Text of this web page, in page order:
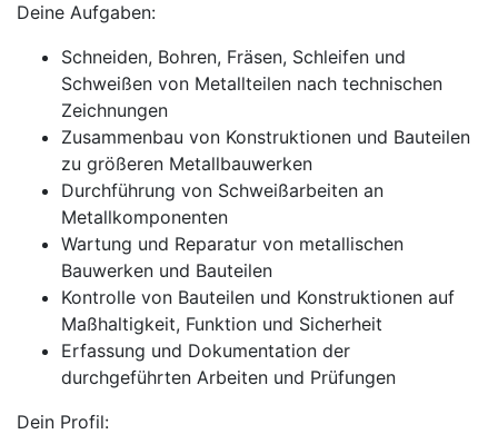
Deine Aufgaben:
Schneiden, Bohren, Fräsen, Schleifen und
Schweißen von Metallteilen nach technischen
Zeichnungen
Zusammenbau von Konstruktionen und Bauteilen
zu größeren Metallbauwerken
Durchführung von Schweißarbeiten an
Metallkomponenten
Wartung und Reparatur von metallischen
Bauwerken und Bauteilen
Kontrolle von Bauteilen und Konstruktionen auf
Maßhaltigkeit, Funktion und Sicherheit
Erfassung und Dokumentation der
durchgeführten Arbeiten und Prüfungen
Dein Profil: